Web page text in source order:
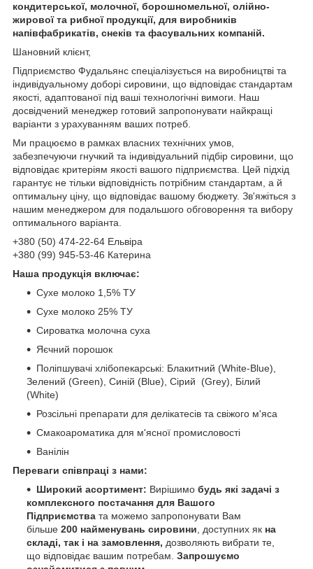
кондитерської, молочної, борошномельної, олійно-
жирової та рибної продукції, для виробників
напівфабрикатів, снеків та фасувальних компаній.
Шановний клієнт,
Підприємство Фудальянс спеціалізується на виробництві та
індивідуальному доборі сировини, що відповідає стандартам
якості, адаптованої під ваші технологічні вимоги. Наш
досвідчений менеджер готовий запропонувати найкращі
варіанти з урахуванням ваших потреб.
Ми працюємо в рамках власних технічних умов,
забезпечуючи гнучкий та індивідуальний підбір сировини, що
відповідає критеріям якості вашого підприємства. Цей підхід
гарантує не тільки відповідність потрібним стандартам, а й
оптимальну ціну, що відповідає вашому бюджету. Зв'яжіться з
нашим менеджером для подальшого обговорення та вибору
оптимального варіанта.
+380 (50) 474-22-64 Ельвіра
+380 (99) 945-53-46 Катерина
Наша продукція включає:
Сухе молоко 1,5% ТУ
Сухе молоко 25% ТУ
Сироватка молочна суха
Яєчний порошок
Поліпшувачі хлібопекарські: Блакитний (White-Blue),
Зелений (Green), Синій (Blue), Сірий (Grey), Білий
(White)
Розсільні препарати для делікатесів та свіжого м'яса
Смакоароматика для м'ясної промисловості
Ванілін
Переваги співпраці з нами:
Широкий асортимент: Вирішимо будь які задачі з
комплексного постачання для Вашого
Підприємства та можемо запропонувати Вам
більше 200 найменувань сировини , доступних як на
складі, так і на замовлення, дозволяють вибрати те,
що відповідає вашим потребам. Запрошуємо